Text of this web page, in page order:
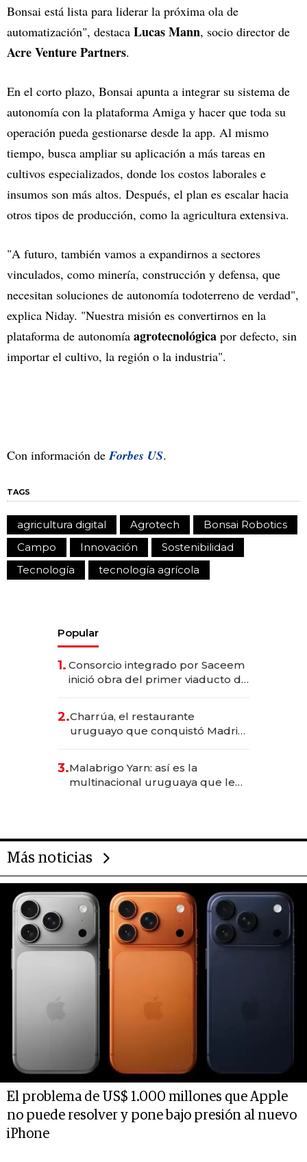
Bonsai está lista para liderar la próxima ola de
automatización", destaca Lucas Mann, socio director de
Acre Venture Partners.
En el corto plazo, Bonsai apunta a integrar su sistema de
autonomía con la plataforma Amiga y hacer que toda su
operación pueda gestionarse desde la app. Al mismo
tiempo, busca ampliar su aplicación a más tareas en
cultivos especializados, donde los costos laborales e
insumos son más altos. Después, el plan es escalar hacia
otros tipos de producción, como la agricultura extensiva.
"A futuro, también vamos a expandirnos a sectores
vinculados, como minería, construcción y defensa, que
necesitan soluciones de autonomía todoterreno de verdad",
explica Niday. "Nuestra misión es convertirnos en la
plataforma de autonomía agrotecnológica por defecto, sin
importar el cultivo, la región o la industria".
Con información deForbes US.
TAGS
agricultura digital Agrotech
Bonsai Robotics
Campo
Innovación
Sostenibilidad
Tecnología
tecnología agrícola
Popular
1. Consorcio integrado por Saceem
inició obra del primer viaducto de
millones
2.Charrúa, el restaurante
uruguayo que conquistó Madrid:
anticipación y prepara apertura
3.Malabrigo Yarn: así es la
multinacional uruguaya que le
Más noticias
El problema de US$ 1.000 millones que Apple
no puede resolver y pone bajo presión al nuevo
iPhone